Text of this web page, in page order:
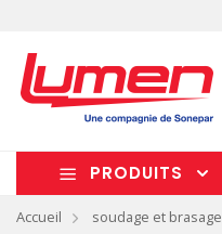
PRODUITS
Accueil soudage et brasage